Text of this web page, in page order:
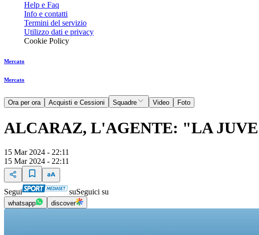
Help e Faq
Info e contatti
Termini del servizio
Utilizzo dati e privacy
Cookie Policy
Mercato
Mercato
Ora per ora Acquisti e Cessioni Squadre Video Foto
ALCARAZ, L'AGENTE: "LA
15 Mar 2024 - 22:11
15 Mar 2024 - 22:11
Segui suSeguici su
whatsapp discover